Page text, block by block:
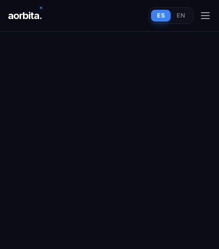
aorbita. ES EN